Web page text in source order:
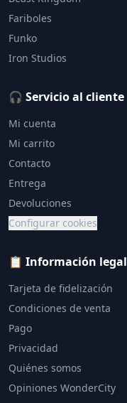
Fariboles
Funko
Iron Studios
🎧 Servicio al cliente
Mi cuenta
Mi carrito
Contacto
Entrega
Devoluciones
Configurar cookies
📋 Información legal
Tarjeta de fidelización
Condiciones de venta
Pago
Privacidad
Quiénes somos
Opiniones WonderCity